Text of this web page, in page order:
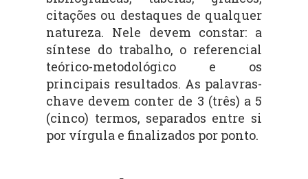
citações ou destaques de qualquer
natureza. Nele devem constar: a
síntese do trabalho, o referencial
teórico-metodológico e os
principais resultados. As palavras-
chave devem conter de 3 (três) a 5
(cinco) termos, separados entre si
por vírgula e finalizados por ponto.